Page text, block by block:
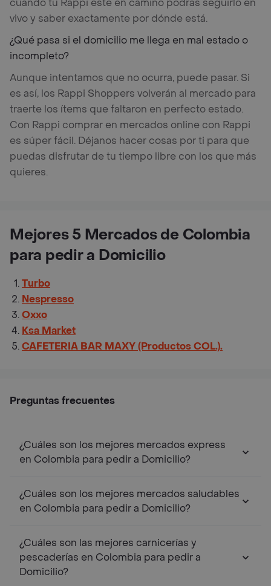
cuando tu Rappi esté en camino podrás seguirlo en
vivo y saber exactamente por dónde está.
¿Qué pasa si el domicilio me llega en mal estado o
incompleto?
Aunque intentamos que no ocurra, puede pasar. Si
es así, los Rappi Shoppers volverán al mercado para
traerte los ítems que faltaron en perfecto estado.
Con Rappi comprar en mercados online con Rappi
es súper fácil. Déjanos hacer cosas por ti para que
puedas disfrutar de tu tiempo libre con los que más
quieres.
Mejores 5 Mercados de Colombia
para pedir a Domicilio
Turbo
Nespresso
Oxxo
Ksa Market
CAFETERIA BAR MAXY (Productos COL.).
Preguntas frecuentes
¿Cuáles son los mejores mercados express
en Colombia para pedir a Domicilio?
¿Cuáles son los mejores mercados saludables
en Colombia para pedir a Domicilio?
¿Cuáles son las mejores carnicerías y
pescaderías en Colombia para pedir a
Domicilio?